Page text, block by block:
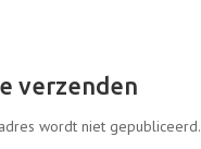
verzenden
wordt niet gepubliceerd.